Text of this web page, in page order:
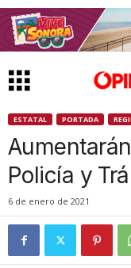
ESTATAL PORTADA
Policía y
6 de enero de 2021